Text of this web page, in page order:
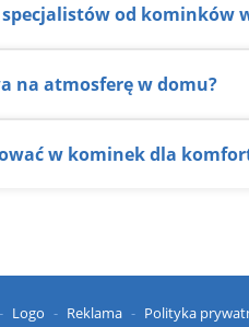
specjalistów od kominków
na atmosferę w domu?
w kominek dla
Logo Reklama Polityka